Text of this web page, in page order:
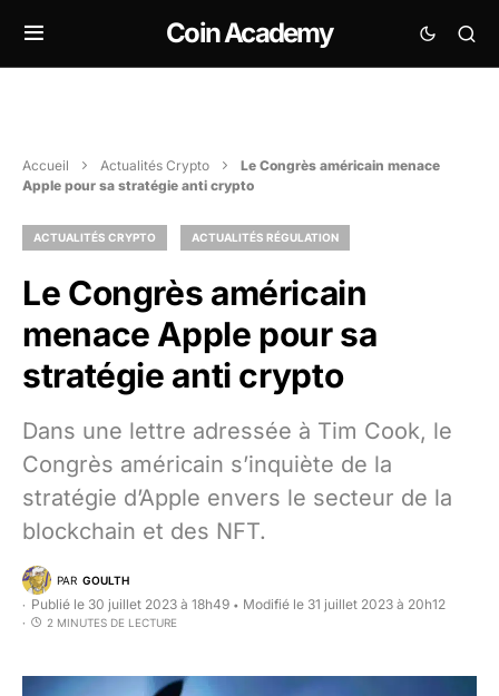
Coin Academy
Accueil Actualités Crypto
Le Congrès américain menace
Apple pour sa stratégie anti crypto
ACTUALITÉS CRYPTO ACTUALITÉS RÉGULATION
Le Congrès américain
menace Apple pour sa
stratégie anti crypto
Dans une lettre adressée à Tim Cook, le
Congrès américain s’inquiète de la
stratégie d’Apple envers le secteur de la
blockchain et des NFT.
PAR GOULTH
Publié le 30 juillet 2023 à 18h49 • Modifié le 31 juillet 2023 à 20h12
2 MINUTES DE LECTURE